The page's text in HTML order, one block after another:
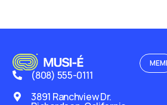
(808) 555-0111
3891 Ranchview Dr.